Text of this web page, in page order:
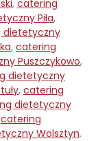
, catering
Piła,
dietetyczny
, catering
Puszczykowo,
dietetyczny
, catering
dietetyczny
catering
Wolsztyn.